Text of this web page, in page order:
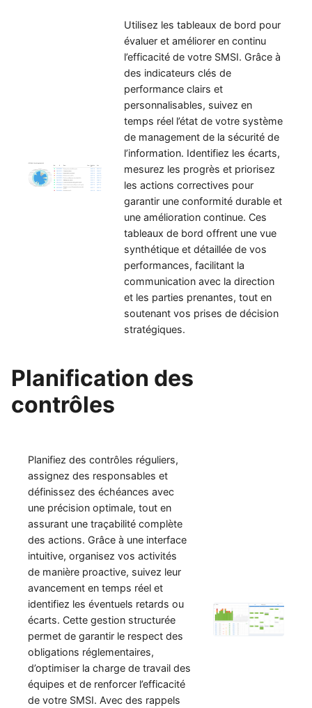
Utilisez les tableaux de bord pour
évaluer et améliorer en continu
l’efficacité de votre SMSI. Grâce à
des indicateurs clés de
performance clairs et
personnalisables, suivez en
temps réel l’état de votre système
de management de la sécurité de
l’information. Identifiez les écarts,
mesurez les progrès et priorisez
les actions correctives pour
garantir une conformité durable et
une amélioration continue. Ces
tableaux de bord offrent une vue
synthétique et détaillée de vos
performances, facilitant la
communication avec la direction
et les parties prenantes, tout en
soutenant vos prises de décision
stratégiques.
Planification des
contrôles
Planifiez des contrôles réguliers,
assignez des responsables et
définissez des échéances avec
une précision optimale, tout en
assurant une traçabilité complète
des actions. Grâce à une interface
intuitive, organisez vos activités
de manière proactive, suivez leur
avancement en temps réel et
identifiez les éventuels retards ou
écarts. Cette gestion structurée
permet de garantir le respect des
obligations réglementaires,
d’optimiser la charge de travail des
équipes et de renforcer l’efficacité
de votre SMSI. Avec des rappels